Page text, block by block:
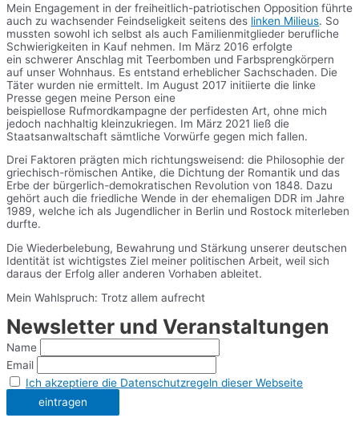
Mein Engagement in der freiheitlich-patriotischen Opposition führte
auch zu wachsender Feindseligkeit seitens des linken Milieus. So
mussten sowohl ich selbst als auch Familienmitglieder berufliche
Schwierigkeiten in Kauf nehmen. Im März 2016 erfolgte
ein schwerer Anschlag mit Teerbomben und Farbsprengkörpern
auf unser Wohnhaus. Es entstand erheblicher Sachschaden. Die
Täter wurden nie ermittelt. Im August 2017 initiierte die linke
Presse gegen meine Person eine
beispiellose Rufmordkampagne der perfidesten Art, ohne mich
jedoch nachhaltig kleinzukriegen. Im März 2021 ließ die
Staatsanwaltschaft sämtliche Vorwürfe gegen mich fallen.
Drei Faktoren prägten mich richtungsweisend: die Philosophie der
griechisch-römischen Antike, die Dichtung der Romantik und das
Erbe der bürgerlich-demokratischen Revolution von 1848. Dazu
gehört auch die friedliche Wende in der ehemaligen DDR im Jahre
1989, welche ich als Jugendlicher in Berlin und Rostock miterleben
durfte.
Die Wiederbelebung, Bewahrung und Stärkung unserer deutschen
Identität ist wichtigstes Ziel meiner politischen Arbeit, weil sich
daraus der Erfolg aller anderen Vorhaben ableitet.
Mein Wahlspruch: Trotz allem aufrecht
Newsletter und Veranstaltungen
Name
Email
Ich akzeptiere die Datenschutzregeln dieser Webseite